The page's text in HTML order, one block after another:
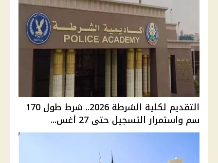
التقديم لكلية الشرطة 2026.. شرط طول 170
سم واستمرار التسجيل حتى 27 أغس...